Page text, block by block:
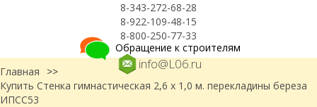
8-343-272-68-28
8-922-109-48-15
8-800-250-77-33
info@L06.ru
Обращение к строителям
Главная
>>
Купить Стенка гимнастическая 2,6 х 1,0 м. перекладины береза
ИПСС53